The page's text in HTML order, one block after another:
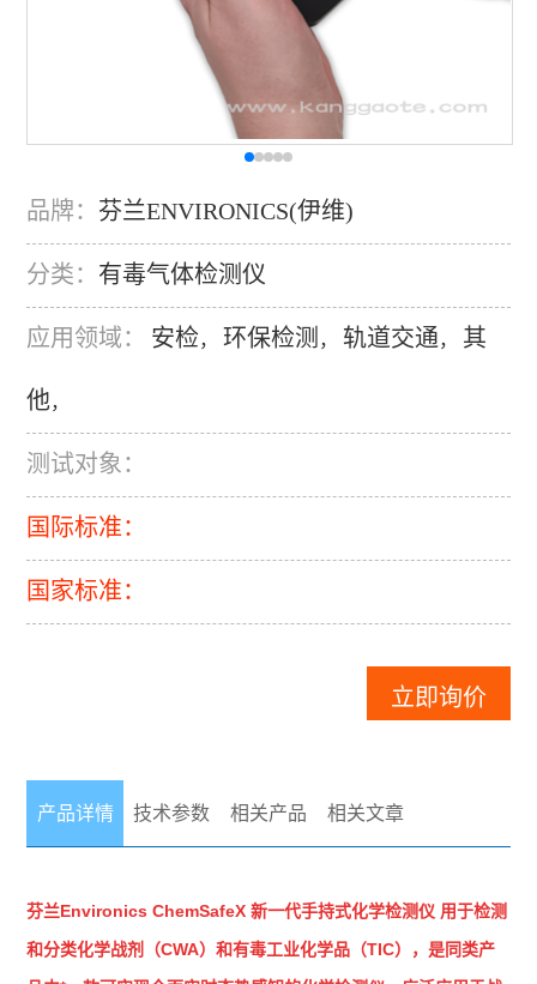
品牌： 芬兰ENVIRONICS(伊维)
分类： 有毒气体检测仪
应用领域： 安检，环保检测 ， 轨道交通， 其
他，
测试对象：
国际标准：
国家标准：
立即询价
产品详情 技术参数 相关产品 相关文章
芬兰Environics ChemSafeX新一代手持式化学检测仪 用于检测
和分类化学战剂（CWA）和有毒工业化学品（TIC） ，是同类产